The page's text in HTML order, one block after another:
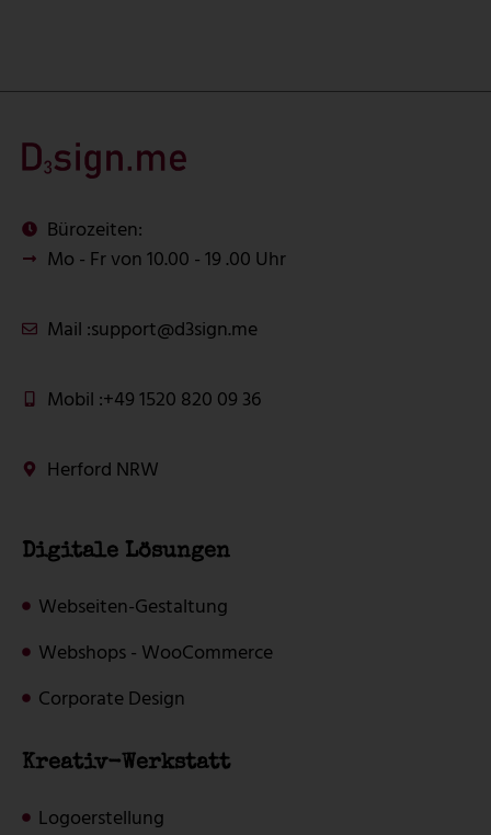
Bürozeiten:
Mo - Fr von 10.00 - 19 .00 Uhr
Mail :support@d3sign.me
Mobil :+49 1520 820 09 36
Herford NRW
Digitale Lösungen
Webseiten-Gestaltung
Webshops - WooCommerce
Corporate Design
Kreativ-Werkstatt
Logoerstellung